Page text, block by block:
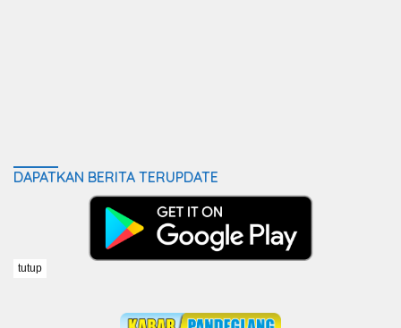
DAPATKAN BERITA TERUPDATE
tutup